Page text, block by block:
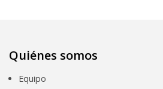
Quiénes somos
Equipo